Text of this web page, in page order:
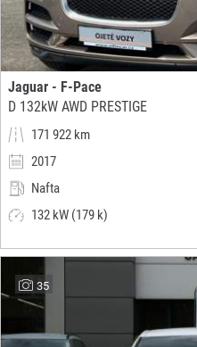
Jaguar - F-Pace
D 132kW AWD PRESTIGE
171 922 km
2017
Nafta
132 kW (179 k)
35